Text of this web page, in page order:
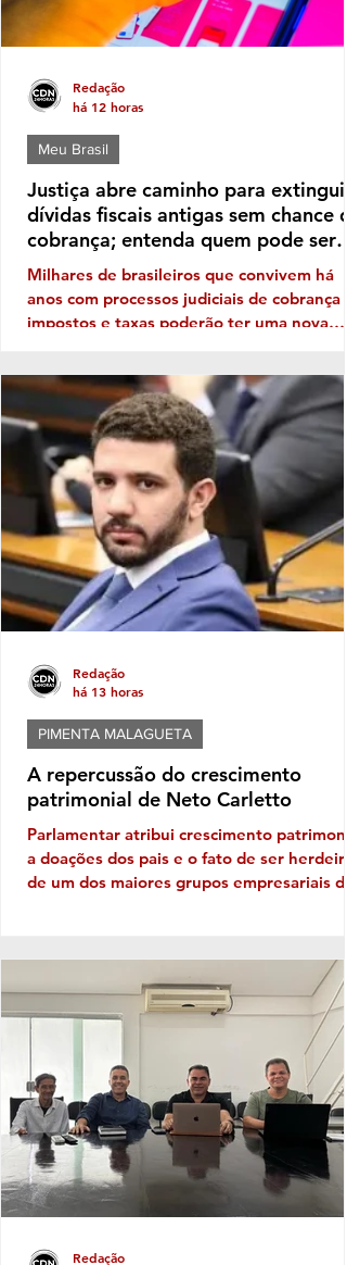
Justiça abre caminho para extinguir
dívidas fiscais antigas sem chance
cobrança; entenda quem pode ser
beneficiado
Milhares de brasileiros que convivem há
anos com processos judiciais de cobrança
impostos e taxas poderão ter uma nova
Nacional de Justiça (CNJ) autoriza os
tribunais a extinguir execuções fiscais
antigas que permanecem sem qualquer
perspectiva de recuperação dos valores. A
medida, no entanto, não significa um
generalizado das dívidas. Ela vale apenas
para processos específicos e depende de
análise individual da Justiça. A ini
Meu Brasil
Redação
há 12 horas
A repercussão do crescimento
patrimonial de Neto Carletto
Parlamentar atribui crescimento
a doações dos pais e o fato de ser herdeiro
de um dos maiores grupos empresariais da
pode isso! Carletinho, que diminuitivo só o
nome mesmo, afinal o nobre deputado
federal que era do PP e agora está no
patrimonial em 2022 de R$ 591,6 mil reais
para algo em torno de 34,3 milhões neste
ano
PIMENTA MALAGUETA
Redação
há 13 horas
Redação